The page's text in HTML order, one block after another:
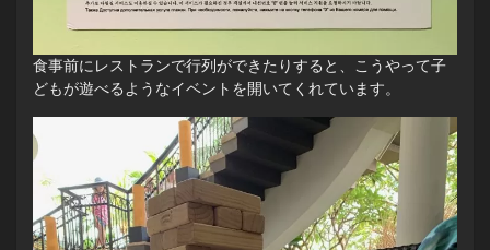
食事前にレストランで行列ができたりすると、こうやって子
どもが遊べるようなイベントを開いてくれています。